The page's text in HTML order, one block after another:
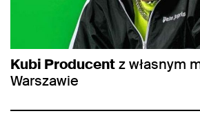
Kubi Producentz własnym
Warszawie